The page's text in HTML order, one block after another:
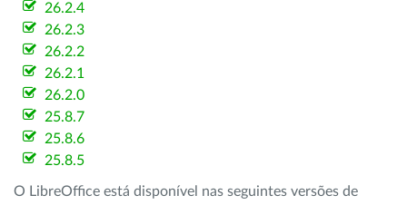
26.2.4
26.2.3
26.2.2
26.2.1
26.2.0
25.8.7
25.8.6
25.8.5
O LibreOffice está disponível nas seguintes versões de